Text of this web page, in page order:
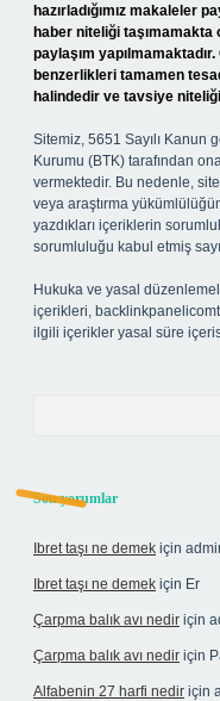
hazırladığımız makaleler
haber niteliği
paylaşım
benzerlikleri tamamen
halindedir ve tavsiye
Sitemiz, 5651 Sayılı Kanun
Kurumu (BTK) tarafından
vermektedir. Bu nedenle,
veya araştırma
yazdıkları içeriklerin
sorumluluğu kabul etmiş
Hukuka ve yasal
içerikleri,
ilgili içerikler yasal süre
Son yorumlar
Ibret taşı ne demek için
Ibret taşı ne demek için Er
Çarpma balık avı nedir için
Çarpma balık avı nedir için
Alfabenin 27 harfi nedir için